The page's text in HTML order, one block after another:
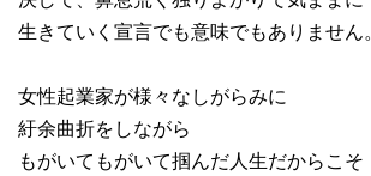
生きていく宣言でも意味でもありません。
女性起業家が様々なしがらみに
紆余曲折をしながら
もがいてもがいて掴んだ人生だからこそ